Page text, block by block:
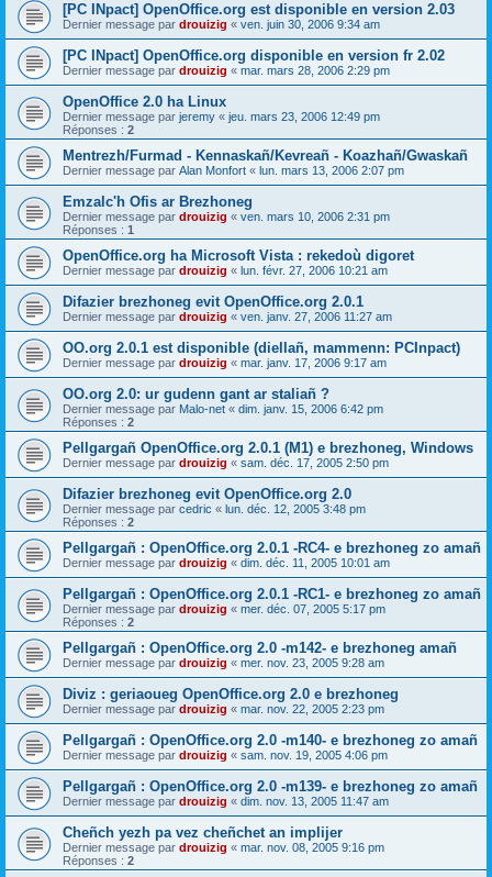
[PC INpact] OpenOffice.org est disponible en version 2.03
Dernier message par drouizig « ven. juin 30, 2006 9:34 am
[PC INpact] OpenOffice.org disponible en version fr 2.02
Dernier message par drouizig « mar. mars 28, 2006 2:29 pm
OpenOffice 2.0 ha Linux
Dernier message par jeremy « jeu. mars 23, 2006 12:49 pm
Réponses : 2
Mentrezh/Furmad - Kennaskañ/Kevreañ - Koazhañ/Gwaskañ
Dernier message par Alan Monfort « lun. mars 13, 2006 2:07 pm
Emzalc'h Ofis ar Brezhoneg
Dernier message par drouizig « ven. mars 10, 2006 2:31 pm
Réponses : 1
OpenOffice.org ha Microsoft Vista : rekedoù digoret
Dernier message par drouizig « lun. févr. 27, 2006 10:21 am
Difazier brezhoneg evit OpenOffice.org 2.0.1
Dernier message par drouizig « ven. janv. 27, 2006 11:27 am
OO.org 2.0.1 est disponible (diellañ, mammenn: PCInpact)
Dernier message par drouizig « mar. janv. 17, 2006 9:17 am
OO.org 2.0: ur gudenn gant ar staliañ ?
Dernier message par Malo-net « dim. janv. 15, 2006 6:42 pm
Réponses : 2
Pellgargañ OpenOffice.org 2.0.1 (M1) e brezhoneg, Windows
Dernier message par drouizig « sam. déc. 17, 2005 2:50 pm
Difazier brezhoneg evit OpenOffice.org 2.0
Dernier message par cedric « lun. déc. 12, 2005 3:48 pm
Réponses : 2
Pellgargañ : OpenOffice.org 2.0.1 -RC4- e brezhoneg zo amañ
Dernier message par drouizig « dim. déc. 11, 2005 10:01 am
Pellgargañ : OpenOffice.org 2.0.1 -RC1- e brezhoneg zo amañ
Dernier message par drouizig « mer. déc. 07, 2005 5:17 pm
Réponses : 2
Pellgargañ : OpenOffice.org 2.0 -m142- e brezhoneg amañ
Dernier message par drouizig « mer. nov. 23, 2005 9:28 am
Diviz : geriaoueg OpenOffice.org 2.0 e brezhoneg
Dernier message par drouizig « mar. nov. 22, 2005 2:23 pm
Pellgargañ : OpenOffice.org 2.0 -m140- e brezhoneg zo amañ
Dernier message par drouizig « sam. nov. 19, 2005 4:06 pm
Pellgargañ : OpenOffice.org 2.0 -m139- e brezhoneg zo amañ
Dernier message par drouizig « dim. nov. 13, 2005 11:47 am
Cheñch yezh pa vez cheñchet an implijer
Dernier message par drouizig « mar. nov. 08, 2005 9:16 pm
Réponses : 2